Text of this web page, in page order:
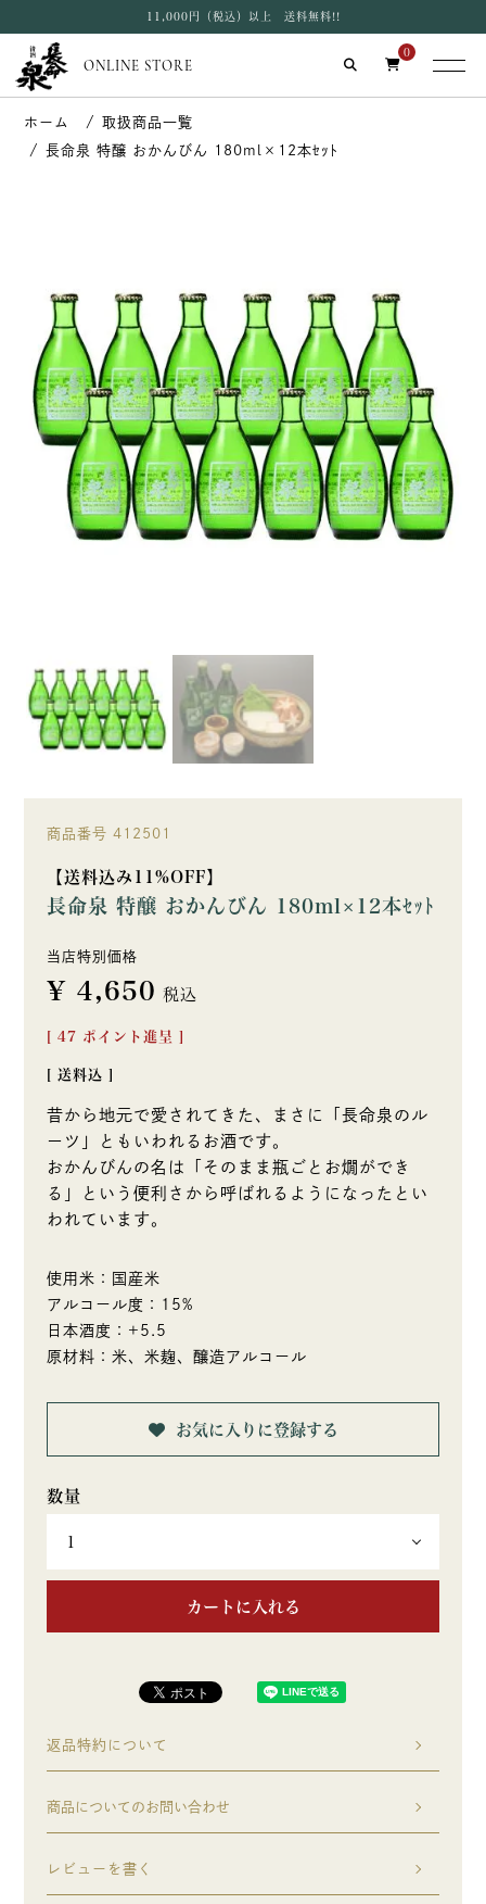
11,000円（税込）以上 送料無料!!
ONLINE STORE
0
取扱商品一覧
長命泉 特醸 おかんびん 180ml×12本ｾｯﾄ
商品番号 412501
【送料込み11%OFF】
長命泉 特醸 おかんびん 180ml×12本ｾｯﾄ
当店特別価格
¥ 4,650 税込
47 ポイント進呈 ]
送料込
昔から地元で愛されてきた、まさに「長命泉のル
ーツ」ともいわれるお酒です。
おかんびんの名は「そのまま瓶ごとお燗ができ
る」という便利さから呼ばれるようになったとい
われています。
使用米：国産米
アルコール度：15%
日本酒度：+5.5
原材料：米、米麹、醸造アルコール
お気に入りに登録する
カートに入れる
返品特約について
商品についてのお問い合わせ
レビューを書く